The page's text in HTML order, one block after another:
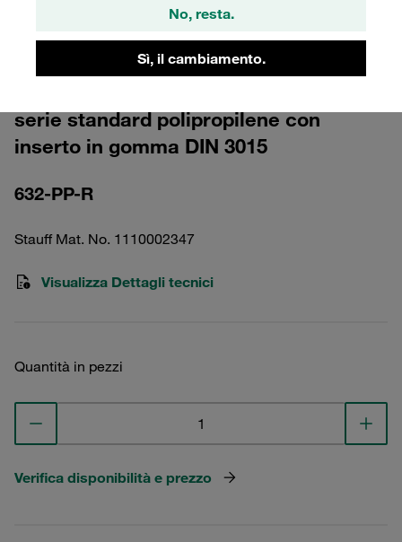
No, resta.
Sì, il cambiamento.
Accedi
serie standard polipropilene con
inserto in gomma DIN 3015
632-PP-R
Stauff Mat. No. 1110002347
Visualizza Dettagli tecnici
Quantità in pezzi
Verifica disponibilità e prezzo